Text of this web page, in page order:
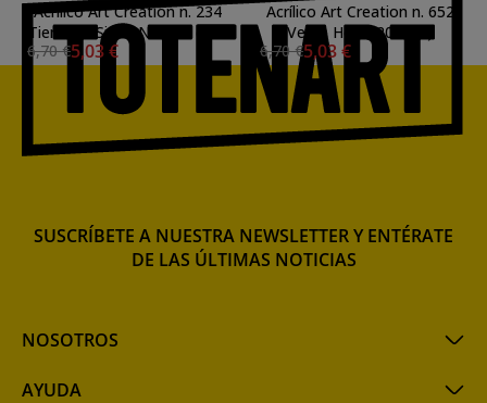
Acrílico Art Creation n. 234
Tierra de Siena Natural (200
ml.)
6,70 €5,03 €
Acrílico Art Creation n. 652
Verde Hoja (200 ml.)
6,70 €5,03 €
NOSOTROS
AYUDA
SUSCRÍBETE A NUESTRA NEWSLETTER Y ENTÉRATE
DE LAS ÚLTIMAS NOTICIAS